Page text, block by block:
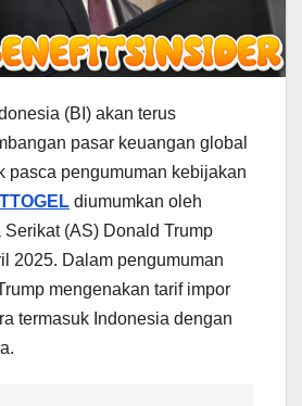
(BI) akan terus
pasar keuangan global
pasca pengumuman kebijakan
diumumkan oleh
Serikat (AS) Donald Trump
2025. Dalam pengumuman
mengenakan tarif impor
termasuk Indonesia dengan